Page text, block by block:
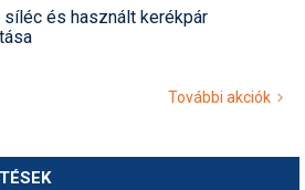
síléc és használt kerékpár
További akciók